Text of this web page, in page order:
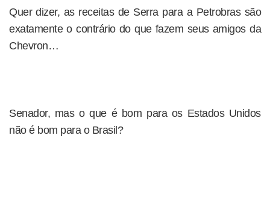
Quer dizer, as receitas de Serra para a Petrobras são
exatamente o contrário do que fazem seus amigos da
Chevron…
Senador, mas o que é bom para os Estados Unidos
não é bom para o Brasil?